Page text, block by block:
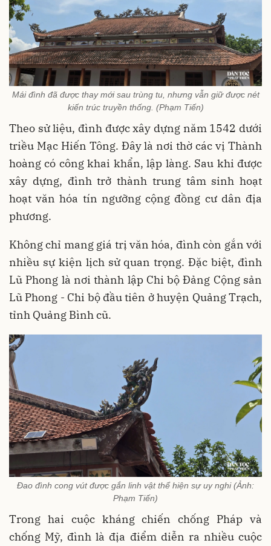
Mái đình đã được thay mới sau trùng tu, nhưng vẫn giữ được nét
kiến trúc truyền thống. (Phạm Tiến)
Theo sử liệu, đình được xây dựng năm 1542 dưới
triều Mạc Hiến Tông. Đây là nơi thờ các vị Thành
hoàng có công khai khẩn, lập làng. Sau khi được
xây dựng, đình trở thành trung tâm sinh hoạt
hoạt văn hóa tín ngưỡng cộng đồng cư dân địa
phương.
Không chỉ mang giá trị văn hóa, đình còn gắn với
nhiều sự kiện lịch sử quan trọng. Đặc biệt, đình
Lũ Phong là nơi thành lập Chi bộ Đảng Cộng sản
Lũ Phong - Chi bộ đầu tiên ở huyện Quảng Trạch,
tỉnh Quảng Bình cũ.
Đao đình cong vút được gắn linh vật thể hiện sự uy nghi (Ảnh:
Phạm Tiến)
Trong hai cuộc kháng chiến chống Pháp và
chống Mỹ, đình là địa điểm diễn ra nhiều cuộc